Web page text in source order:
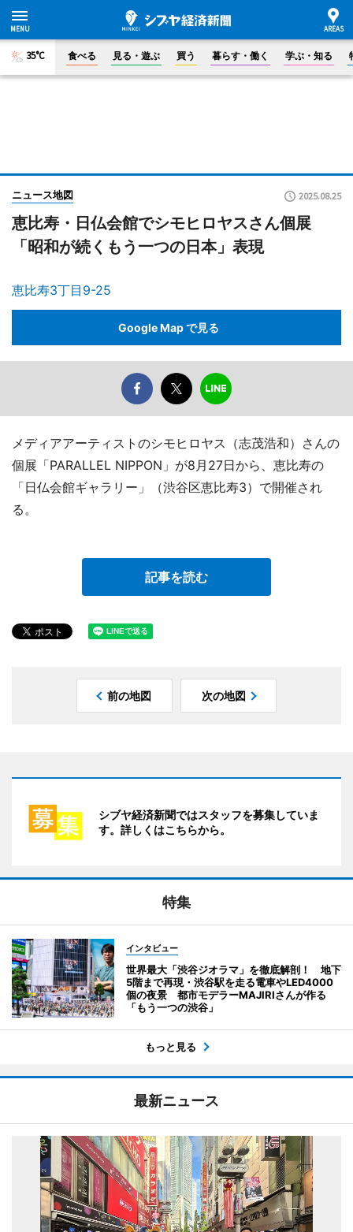
35°C 食べる 見る・遊ぶ 買う 暮らす・働く 学ぶ・知る
ニュース地図 2025.08.25
恵比寿・日仏会館でシモヒロヤスさん個展
「昭和が続くもう一つの日本」表現
恵比寿3丁目9-25
Google Map で見る
メディアアーティストのシモヒロヤス（志茂浩和）さんの
個展「PARALLEL NIPPON」が8月27日から、恵比寿の
「日仏会館ギャラリー」（渋谷区恵比寿3）で開催され
る。
記事を読む
前の地図 次の地図
シブヤ経済新聞ではスタッフを募集していま
す。詳しくはこちらから。
特集
インタビュー
世界最大「渋谷ジオラマ」を徹底解剖！ 地下
5階まで再現・渋谷駅を走る電車やLED4000
個の夜景 都市モデラーMAJIRIさんが作る
「もう一つの渋谷」
もっと見る
最新ニュース